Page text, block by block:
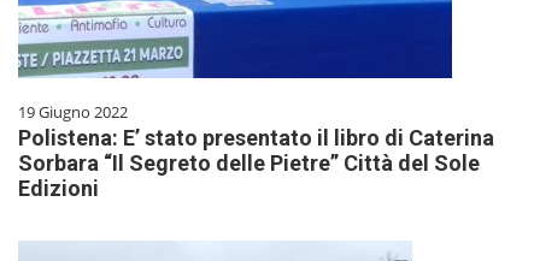
19 Giugno 2022
Polistena: E’ stato presentato il libro di Caterina
Sorbara “Il Segreto delle Pietre” Città del Sole
Edizioni